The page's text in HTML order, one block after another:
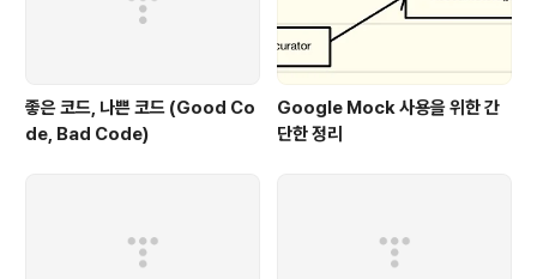
좋은 코드, 나쁜 코드 (Good Co
de, Bad Code)
Google Mock 사용을 위한 간
단한 정리